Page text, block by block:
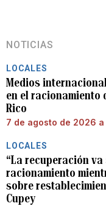
NOTICIAS
LOCALES
Medios
en el racionamiento
Rico
7 de agosto de 2026 a
LOCALES
“La recuperación
racionamiento
sobre
Cupey